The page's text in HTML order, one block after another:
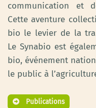
communication et
Cette aventure
bio le levier de la
Le Synabio est
bio, événement
le public à
Publications